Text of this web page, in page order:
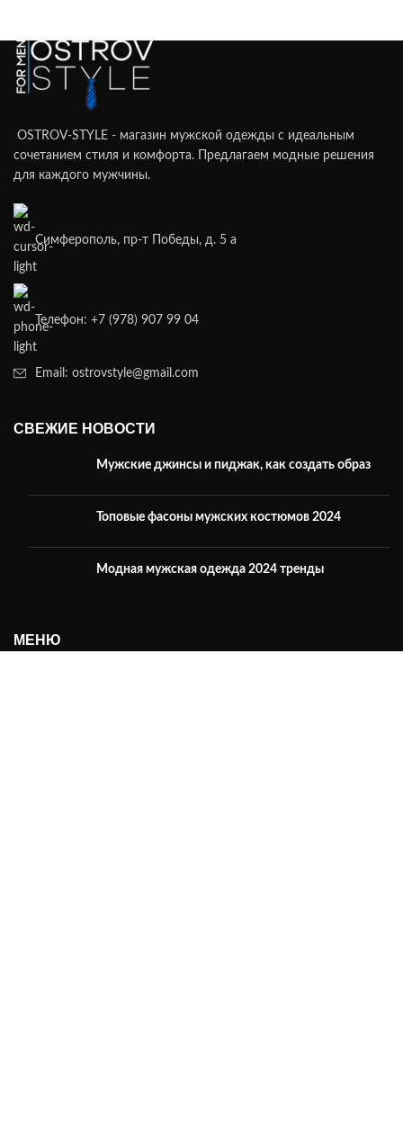
OSTROV-STYLE - магазин мужской одежды с идеальным
сочетанием стиля и комфорта. Предлагаем модные решения
для каждого мужчины.
Симферополь, пр-т Победы, д. 5 а
Телефон: +7 (978) 907 99 04
Email: ostrovstyle@gmail.com
СВЕЖИЕ НОВОСТИ
Мужские джинсы и пиджак, как создать образ
Топовые фасоны мужских костюмов 2024
Модная мужская одежда 2024 тренды
МЕНЮ